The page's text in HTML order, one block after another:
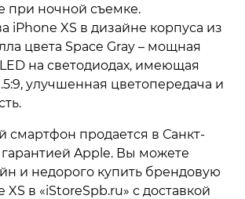
при ночной съемке.
iPhone XS в дизайне корпуса из
цвета Space Gray – мощная
на светодиодах, имеющая
улучшенная цветопередача и
смартфон продается в Санкт-
Apple. Вы можете
и недорого купить брендовую
в «iStoreSpb.ru» с доставкой